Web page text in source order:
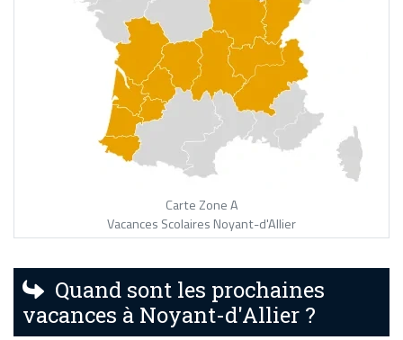
Carte Zone A
Vacances Scolaires Noyant-d'Allier
Quand sont les prochaines
vacances à Noyant-d'Allier ?